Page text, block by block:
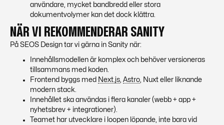
användare, mycket bandbredd eller stora
dokumentvolymer kan det dock klättra.
NÄR VI REKOMMENDERAR SANITY
På SEOS Design tar vi gärna in Sanity när:
Innehållsmodellen är komplex och behöver versioneras
tillsammans med koden.
Frontend byggs med Next.js Astro , Nuxt eller liknande
modern stack.
Innehållet ska användas i flera kanaler (webb + app +
nyhetsbrev + integrationer).
Teamet har utvecklare i loopen löpande, inte bara vid